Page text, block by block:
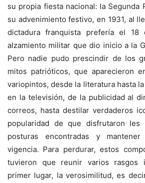
su propia fiesta nacional: la Segunda
su advenimiento festivo, en 1931, al
dictadura franquista prefería el
alzamiento militar que dio inicio a la
Pero nadie pudo prescindir de los
mitos patrióticos, que aparecieron
variopintos, desde la literatura hasta
en la televisión, de la publicidad al
correos, hasta destilar verdaderos
popularidad de que disfrutaron les
posturas encontradas y
vigencia. Para perdurar, estos
tuvieron que reunir varios rasgos
primer lugar, la verosimilitud, es